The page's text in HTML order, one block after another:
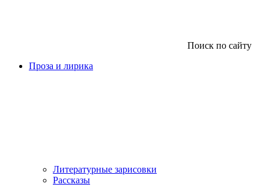
Поиск по сайту
Проза и лирика
Литературные зарисовки
Рассказы